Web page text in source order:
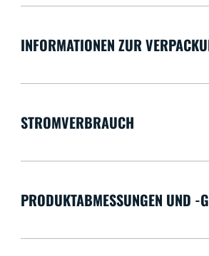
INFORMATIONEN ZUR
STROMVERBRAUCH
PRODUKTABMESSUNGEN UND -